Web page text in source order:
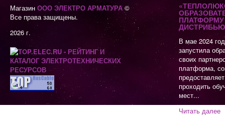
Магазин ООО ЭЛЕКТРО АРМАТУРА©
Все права защищены.
2026 г.
В мае 2024
запустила
своих
платформа,
проходить
мест...
Читать далее